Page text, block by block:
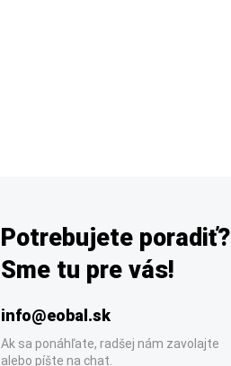
Potrebujete poradiť?
Sme tu pre vás!
info@eobal.sk
Ak sa ponáhľate, radšej nám zavolajte
alebo píšte na chat.